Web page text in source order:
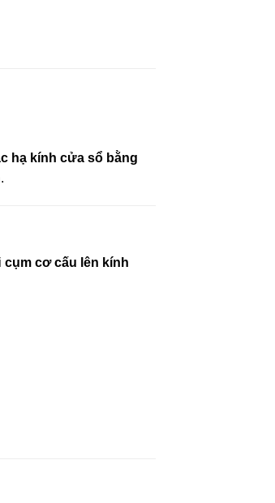
hạ kính cửa sổ bằng
.
cụm cơ cấu lên kính